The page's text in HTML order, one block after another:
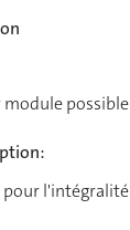
possible
pour l'intégralité